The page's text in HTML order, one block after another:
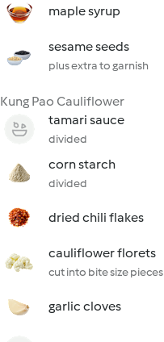
maple syrup
sesame seeds
plus extra to garnish
Kung Pao Cauliflower
tamari sauce
divided
corn starch
divided
dried chili flakes
cauliflower florets
cut into bite size pieces
garlic cloves